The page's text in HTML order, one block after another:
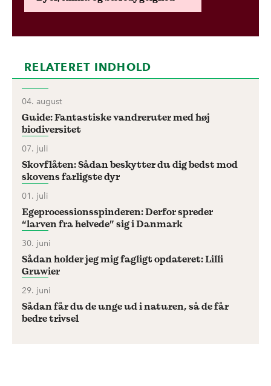
RELATERET INDHOLD
04. august
Guide: Fantastiske vandreruter med høj
biodiversitet
07. juli
Skovflåten: Sådan beskytter du dig bedst mod
skovens farligste dyr
01. juli
Egeprocessionsspinderen: Derfor spreder
“larven fra helvede” sig i Danmark
30. juni
Sådan holder jeg mig fagligt opdateret: Lilli
Gruwier
29. juni
Sådan får du de unge ud i naturen, så de får
bedre trivsel